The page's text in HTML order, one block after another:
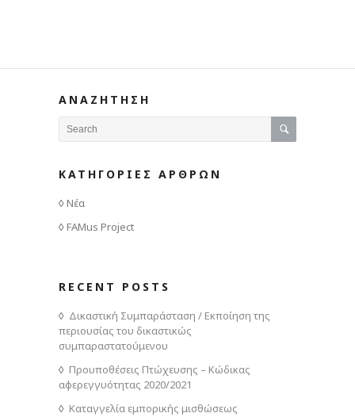
ΑΝΑΖΗΤΗΣΗ
ΚΑΤΗΓΟΡΙΕΣ ΑΡΘΡΩΝ
Νέα
FAMus Project
RECENT POSTS
Δικαστική Συμπαράσταση / Εκποίηση της
περιουσίας του δικαστικώς
συμπαραστατούμενου
Προυποθέσεις Πτώχευσης – Κώδικας
αφερεγγυότητας 2020/2021
Καταγγελία εμπορικής μισθώσεως